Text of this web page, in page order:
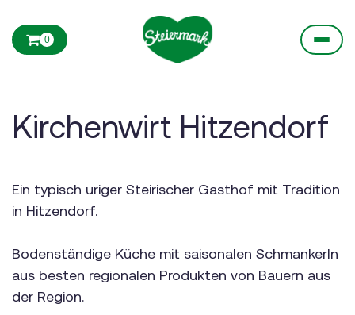
0
Kirchenwirt Hitzendorf
Ein typisch uriger Steirischer Gasthof mit Tradition
in Hitzendorf.
Bodenständige Küche mit saisonalen Schmankerln
aus besten regionalen Produkten von Bauern aus
der Region.